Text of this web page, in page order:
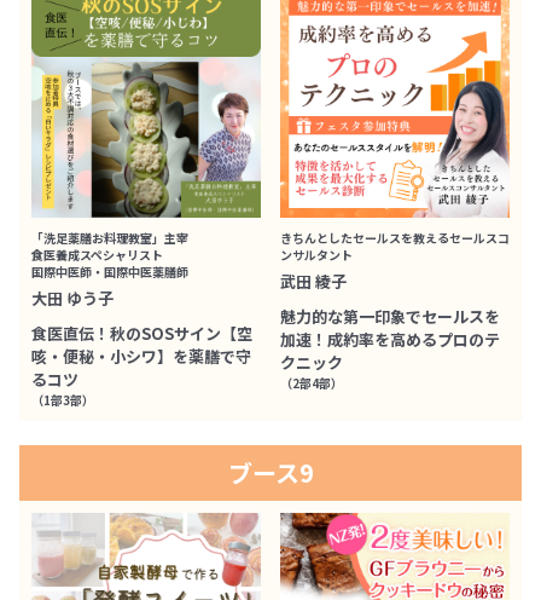
「洗足薬膳お料理教室」主宰
食医養成スペシャリスト
国際中医師・国際中医薬膳師
大田 ゆう子
食医直伝！秋のSOSサイン【空
咳・便秘・小シワ】を薬膳で守
るコツ
（1部3部）
きちんとしたセールスを教えるセールスコ
ンサルタント
武田 綾子
魅力的な第一印象でセールスを
加速！成約率を高めるプロのテ
クニック
（2部4部）
ブース9